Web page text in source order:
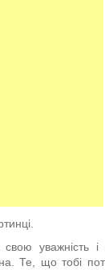
уважність і
Те, що тобі